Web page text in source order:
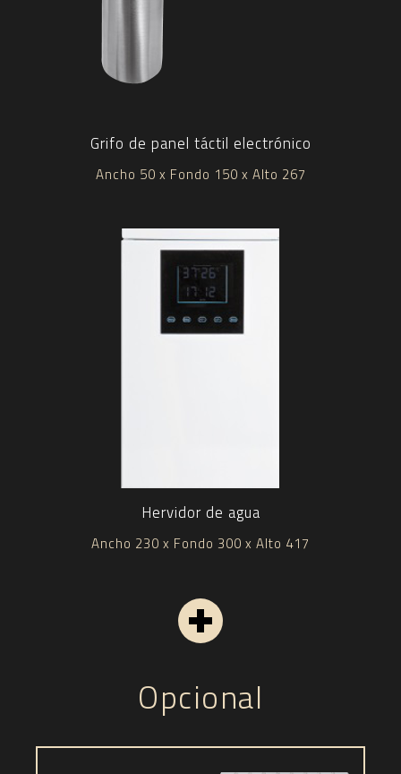
Grifo de panel táctil electrónico
Ancho 50 x Fondo 150 x Alto 267
Hervidor de agua
Ancho 230 x Fondo 300 x Alto 417
Opcional